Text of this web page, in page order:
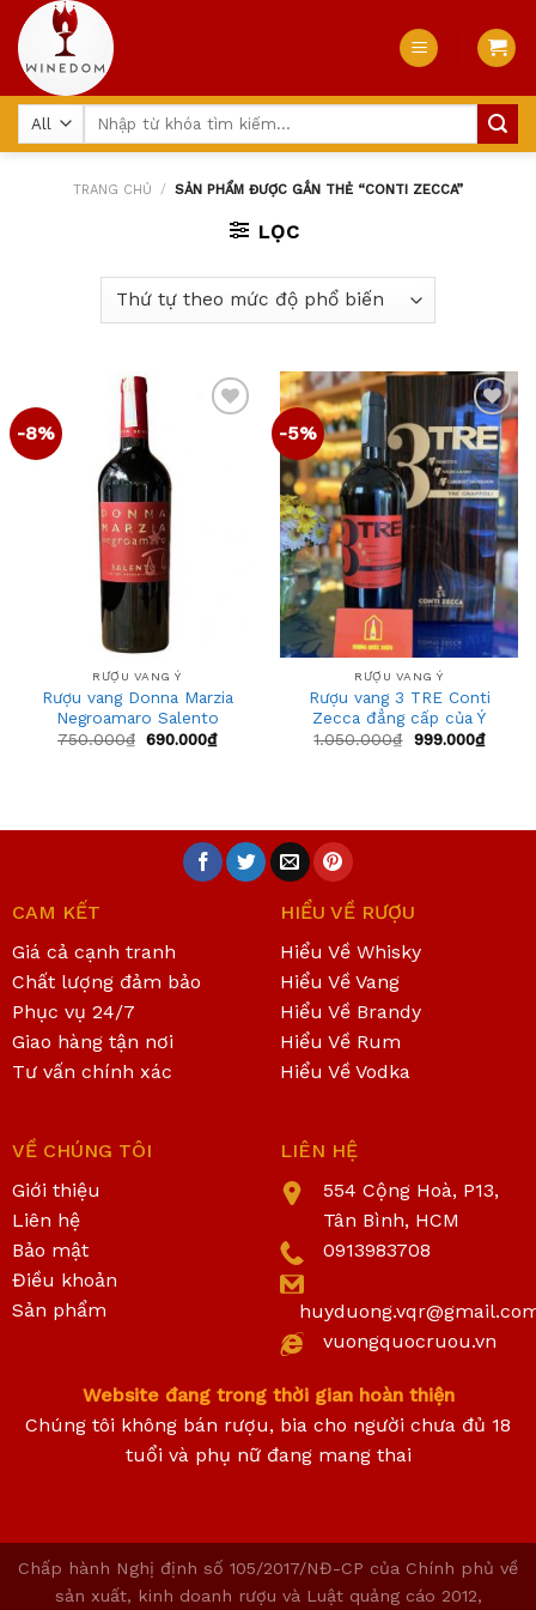
Skip
content
TRANG CHỦ / SẢN PHẨM ĐƯỢC GẮN THẺ “CONTI ZECCA”
LỌC
-8%
RƯỢU VANG Ý
Rượu vang Donna Marzia
Negroamaro Salento
750.000₫ 690.000₫
-5%
Add
to
wishlist
RƯỢU VANG Ý
Rượu vang 3 TRE Conti
Zecca đẳng cấp của Ý
1.050.000₫ 999.000₫
CAM KẾT
Giá cả cạnh tranh
Chất lượng đảm bảo
Phục vụ 24/7
Giao hàng tận nơi
Tư vấn chính xác
HIỂU VỀ RƯỢU
Hiểu Về Whisky
Hiểu Về Vang
Hiểu Về Brandy
Hiểu Về Rum
Hiểu Về Vodka
VỀ CHÚNG TÔI
Giới thiệu
Liên hệ
Bảo mật
Điều khoản
Sản phẩm
LIÊN HỆ
554 Cộng Hoà, P13,
Tân Bình, HCM
0913983708
vuongquocruou.vn
Website đang trong thời gian hoàn thiện
Chúng tôi không bán rượu, bia cho người chưa đủ 18
tuổi và phụ nữ đang mang thai
Chấp hành Nghị định số 105/2017/NĐ-CP của Chính phủ về
sản xuất, kinh doanh rượu và Luật quảng cáo 2012,